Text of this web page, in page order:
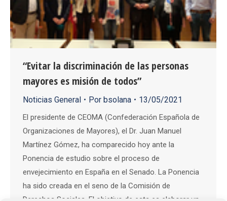
“Evitar la discriminación de las personas
mayores es misión de todos”
Noticias General Por bsolana 13/05/2021
El presidente de CEOMA (Confederación Española de
Organizaciones de Mayores), el Dr. Juan Manuel
Martínez Gómez, ha comparecido hoy ante la
Ponencia de estudio sobre el proceso de
envejecimiento en España en el Senado. La Ponencia
ha sido creada en el seno de la Comisión de